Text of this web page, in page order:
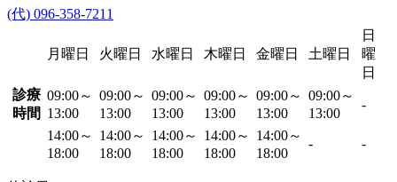
(代) 096-358-7211
月曜日 火曜日 水曜日 木曜日 金曜日 土曜日
日
曜
日
診療
時間
09:00～
13:00
09:00～
13:00
09:00～
13:00
09:00～
13:00
09:00～
13:00
09:00～
13:00
-
14:00～
18:00
14:00～
18:00
14:00～
18:00
14:00～
18:00
14:00～
18:00
- -